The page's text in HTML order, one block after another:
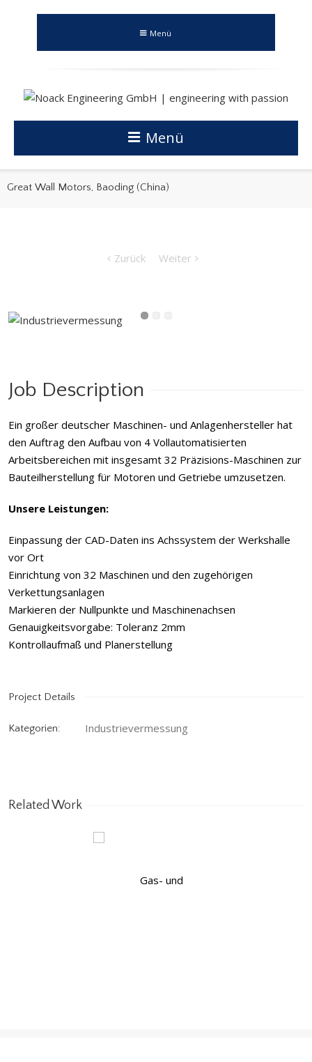
Menü
Menü
Great Wall Motors, Baoding (China)
Zurück Weiter
Job Description
Ein großer deutscher Maschinen- und Anlagenhersteller hat
den Auftrag den Aufbau von 4 Vollautomatisierten
Arbeitsbereichen mit insgesamt 32 Präzisions-Maschinen zur
Bauteilherstellung für Motoren und Getriebe umzusetzen.
Unsere Leistungen:
Einpassung der CAD-Daten ins Achssystem der Werkshalle
vor Ort
Einrichtung von 32 Maschinen und den zugehörigen
Verkettungsanlagen
Markieren der Nullpunkte und Maschinenachsen
Genauigkeitsvorgabe: Toleranz 2mm
Kontrollaufmaß und Planerstellung
Project Details
Kategorien: Industrievermessung
Related Work